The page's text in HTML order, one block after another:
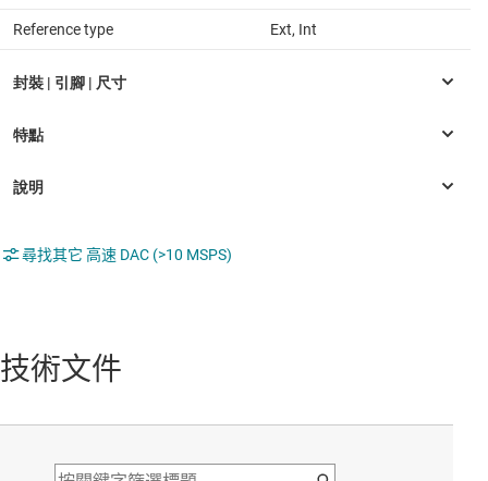
Reference type Ext, Int
尋找其它 高速 DAC (>10 MSPS)
技術文件